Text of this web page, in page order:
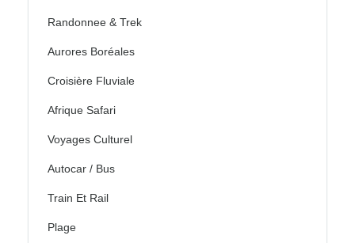
Randonnee & Trek
Aurores Boréales
Croisière Fluviale
Afrique Safari
Voyages Culturel
Autocar / Bus
Train Et Rail
Plage